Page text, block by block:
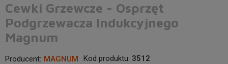
Cewki Grzewcze - Osprzęt
Podgrzewacza Indukcyjnego
Magnum
Producent: MAGNUM Kod produktu: 3512